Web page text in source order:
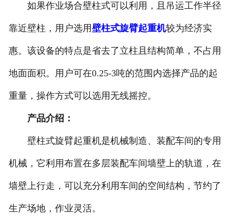
企业相册
资质荣誉
联系我们
如果作业场合壁柱式可以利用，且吊运工作半径
靠近壁柱，用户选用壁柱式旋臂起重机较为经济实
惠。该设备的特点是省去了立柱且结构简单，不占用
地面面积。用户可在0.25-3吨的范围内选择产品的起
重量，操作方式可以选用无线摇控。
产品介绍：
壁柱式旋臂起重机是机械制造、装配车间的专用
机械，它利用布置在多层装配车间墙壁上的轨道，在
墙壁上行走，可以充分利用车间的空间结构，节约了
生产场地，作业灵活。